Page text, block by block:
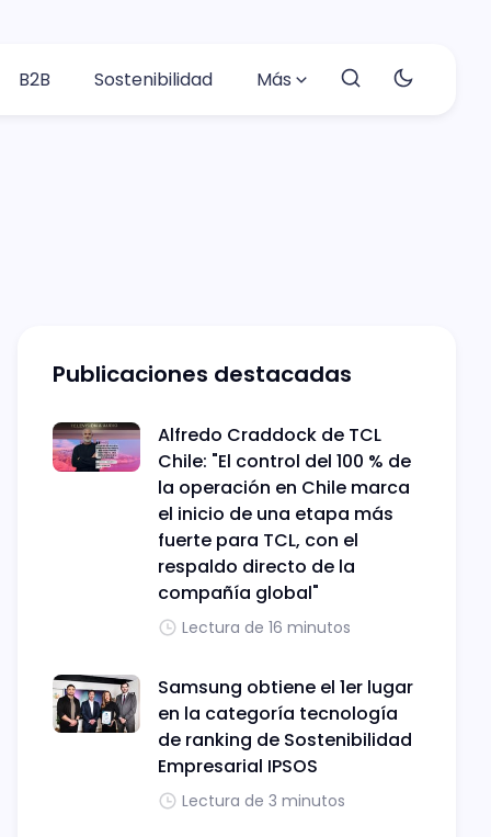
B2B Sostenibilidad Más
Publicaciones destacadas
Alfredo Craddock de TCL
Chile: "El control del 100 % de
la operación en Chile marca
el inicio de una etapa más
fuerte para TCL, con el
respaldo directo de la
compañía global"
Lectura de 16 minutos
Samsung obtiene el 1er lugar
en la categoría tecnología
de ranking de Sostenibilidad
Empresarial IPSOS
Lectura de 3 minutos